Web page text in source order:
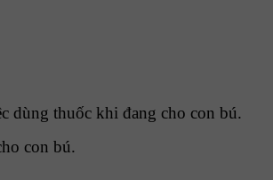
dùng thuốc khi đang cho con bú.
con bú.